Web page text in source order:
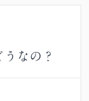
なの？